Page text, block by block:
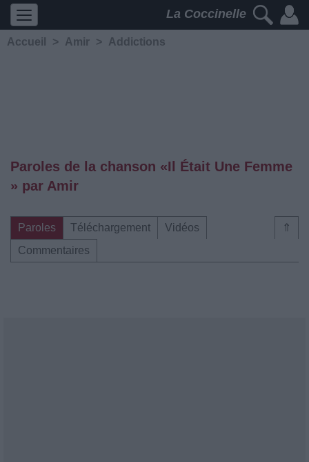
La Coccinelle
Accueil > Amir > Addictions
Paroles de la chanson «Il Était Une Femme
» par Amir
⇑
Paroles Téléchargement
Vidéos
Commentaires